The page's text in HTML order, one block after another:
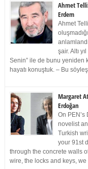
Ahmet
Erdem
Ahmet
şair. Altı
Senin” ile de bunu yeniden
hayatı konuştuk. – Bu
Margaret
Erdoğan
On
novelist
Turkish
your 91st
through the concrete walls
wire, the locks and keys,